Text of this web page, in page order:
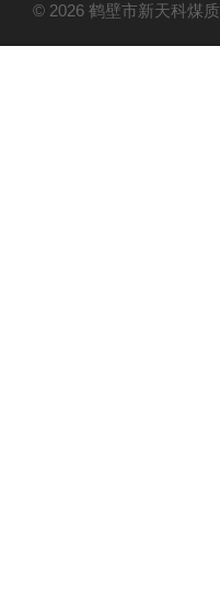
© 2026 鹤壁市新天科煤